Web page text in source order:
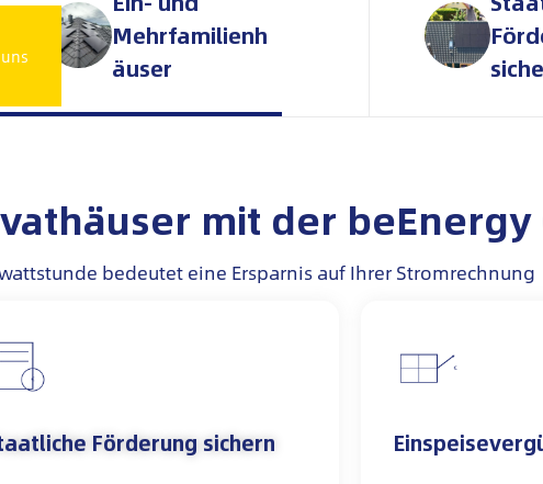
Mehrfamilienh
äuser
mit der beEnergy
bedeutet eine Ersparnis auf Ihrer Stromrechnung
Förderung sichern